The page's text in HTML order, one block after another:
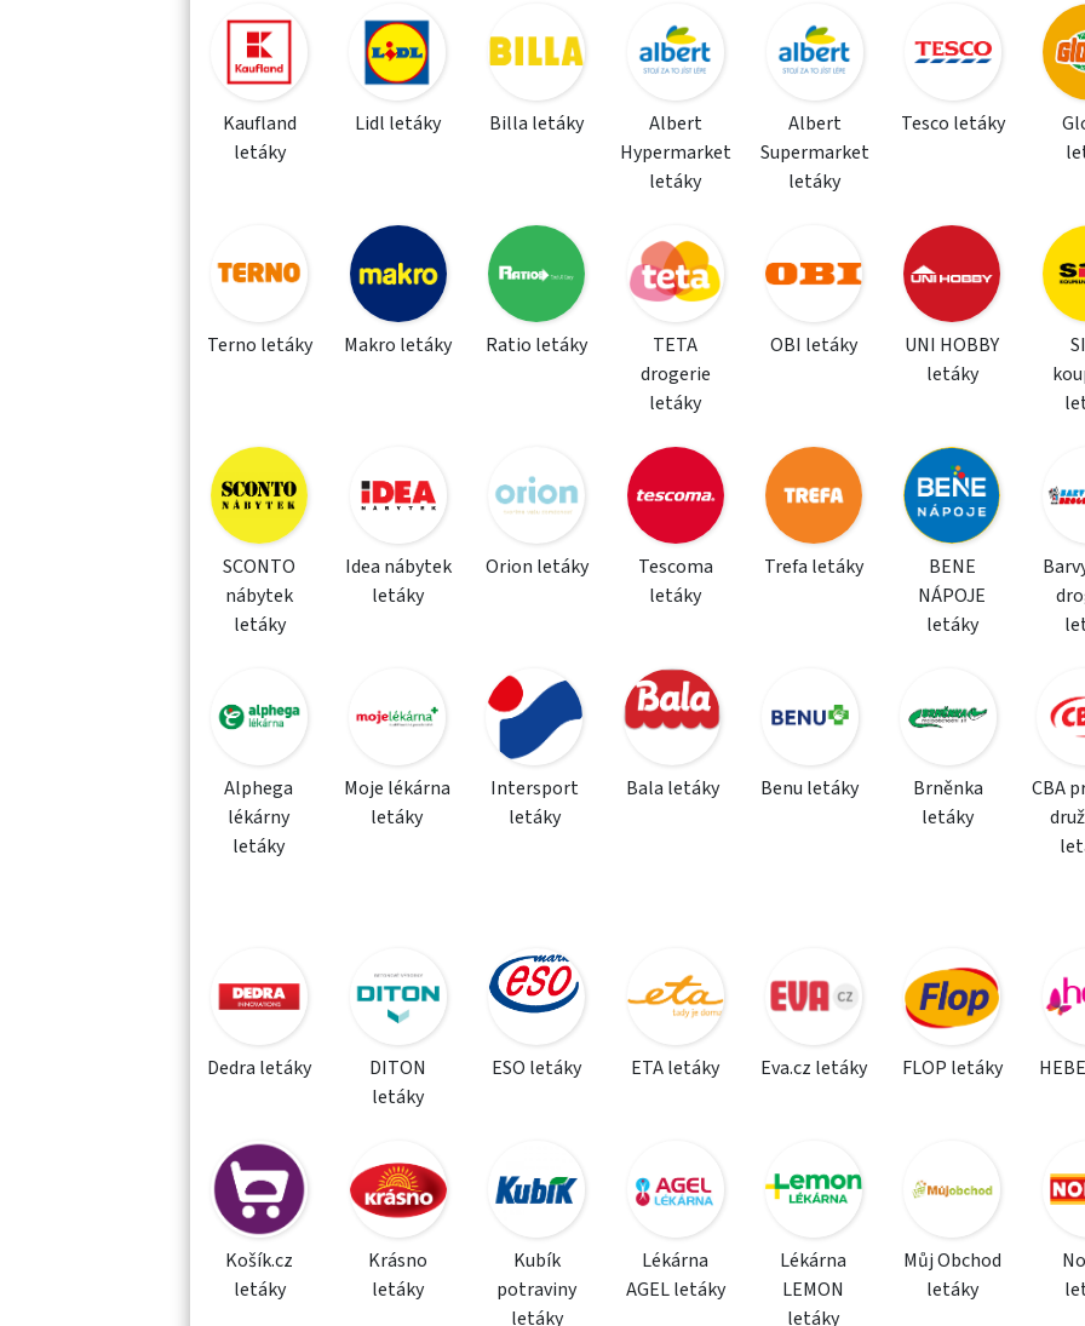
Kaufland
letáky
Lidl letáky Billa letáky
Albert
Hypermarket
letáky
Albert
Supermarket
letáky
Tesco letáky
Terno letáky Makro letáky Ratio letáky
TETA
drogerie
letáky
OBI letáky
UNI HOBBY
letáky
SCONTO
nábytek
letáky
Idea nábytek
letáky
Orion letáky
Tescoma
letáky
Trefa letáky
BENE
NÁPOJE
letáky
Alphega
lékárny
letáky
Moje lékárna
letáky
Intersport
letáky
Bala letáky Benu letáky
Brněnka
letáky
CBA
Dedra letáky
DITON
letáky
ESO letáky ETA letáky Eva.cz letáky FLOP letáky
Košík.cz
letáky
Krásno
letáky
Kubík
potraviny
letáky
Lékárna
AGEL letáky
Lékárna
LEMON
letáky
Můj Obchod
letáky